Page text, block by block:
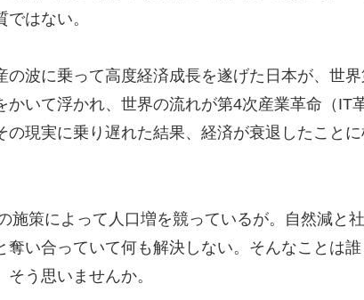
はない。
の波に乗って高度経済成長を遂げた日本が、世
かいて浮かれ、世界の流れが第4次産業革命（IT
の現実に乗り遅れた結果、経済が衰退したこと
施策によって人口増を競っているが。自然減と
奪い合っていて何も解決しない。そんなことは
う思いませんか。